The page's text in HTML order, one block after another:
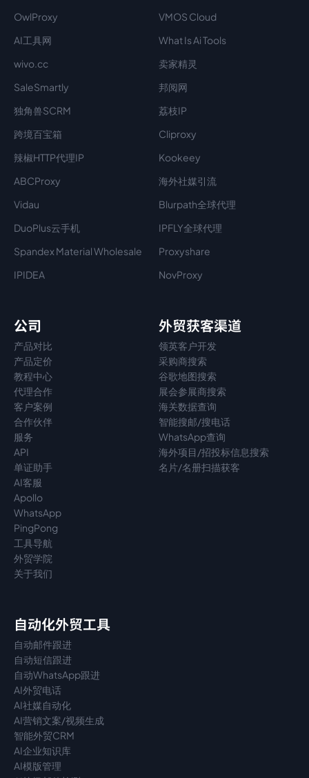
OwlProxy
VMOS Cloud
AI工具网
What Is Ai Tools
wivo.cc
卖家精灵
SaleSmartly
邦阅网
独角兽SCRM
荔枝IP
跨境百宝箱
Cliproxy
辣椒HTTP代理IP
Kookeey
ABCProxy
海外社媒引流
Vidau
Blurpath全球代理
DuoPlus云手机
IPFLY全球代理
Spandex Material Wholesale​
Proxyshare
IPIDEA
NovProxy
公司
产品对比
产品定价
教程中心
代理合作
客户案例
合作伙伴
服务
API
单证助手
AI客服
Apollo
WhatsApp
PingPong
工具导航
外贸学院
关于我们
外贸获客渠道
领英客户开发
采购商搜索
谷歌地图搜索
展会参展商搜索
海关数据查询
智能搜邮/搜电话
WhatsApp查询
海外项目/招投标信息搜索
名片/名册扫描获客
自动化外贸工具
自动邮件跟进
自动短信跟进
自动WhatsApp跟进
AI外贸电话
AI社媒自动化
AI营销文案/视频生成
智能外贸CRM
AI企业知识库
AI模版管理